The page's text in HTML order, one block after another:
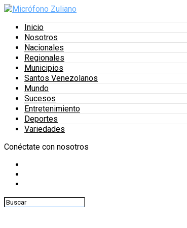
Inicio
Nosotros
Nacionales
Regionales
Municipios
Santos Venezolanos
Mundo
Sucesos
Entretenimiento
Deportes
Variedades
Conéctate con nosotros